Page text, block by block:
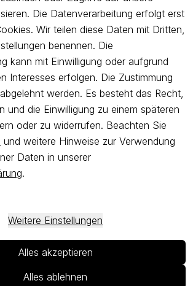
Die Datenverarbeitung erfolgt erst
Wir teilen diese Daten mit Dritten,
benennen. Die
kann mit Einwilligung oder aufgrund
Interesses erfolgen. Die Zustimmung
werden. Es besteht das Recht,
und die Einwilligung zu einem späteren
oder zu widerrufen. Beachten Sie
und weitere Hinweise zur Verwendung
Daten in unserer
.
Weitere Einstellungen
Alles akzeptieren
Alles ablehnen
5€ Rabatt bei deiner nächsten Bestellung und
profitiere von Angeboten.
Newsletter abonnieren
dass ich die Datenschutzerklärung
gelesen
Einwilligung jederzeit widerrufen.
Datenschutzerklärung
Versand ab 50 EUR Bestellwert nur innerhalb
Deutschlands
/ Alle Rechte vorbehalten / powered by
createyourtemplate